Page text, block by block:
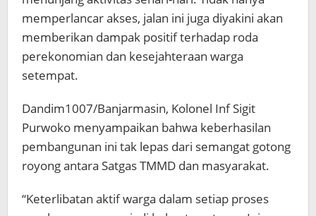
memperlancar akses, jalan ini juga diyakini akan
memberikan dampak positif terhadap roda
perekonomian dan kesejahteraan warga
setempat.
Dandim1007/Banjarmasin, Kolonel Inf Sigit
Purwoko menyampaikan bahwa keberhasilan
pembangunan ini tak lepas dari semangat gotong
royong antara Satgas TMMD dan masyarakat.
“Keterlibatan aktif warga dalam setiap proses